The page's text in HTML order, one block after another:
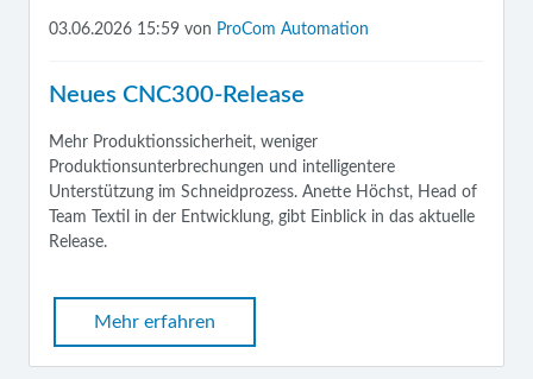
03.06.2026 15:59 von ProCom Automation
Neues CNC300-Release
Mehr Produktionssicherheit, weniger
Produktionsunterbrechungen und intelligentere
Unterstützung im Schneidprozess. Anette Höchst, Head of
Team Textil in der Entwicklung, gibt Einblick in das aktuelle
Release.
Mehr erfahren